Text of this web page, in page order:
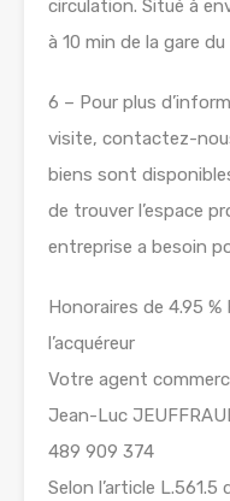
circulation. Situé à
à 10 min de la gare
6 – Pour plus
visite, contactez-
biens sont
de trouver l’espace
entreprise a besoin
Honoraires de 4.95
l’acquéreur
Votre agent
Jean-Luc
489 909 374
Selon l’article